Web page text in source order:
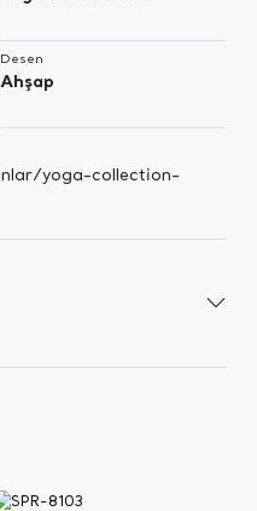
Desen
Ahşap